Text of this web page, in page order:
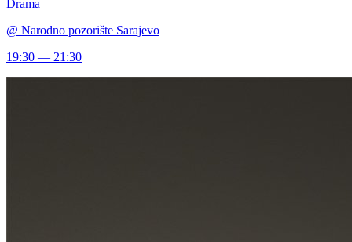
Drama
@ Narodno pozorište Sarajevo
19:30 — 21:30